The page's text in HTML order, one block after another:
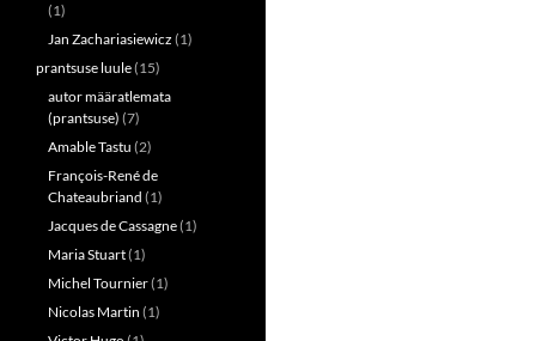
(1)
Jan Zachariasiewicz (1)
prantsuse luule(15)
autor määratlemata
(prantsuse) (7)
Amable Tastu (2)
François-René de
Chateaubriand (1)
Jacques de Cassagne(1)
Maria Stuart(1)
Michel Tournier(1)
Nicolas Martin (1)